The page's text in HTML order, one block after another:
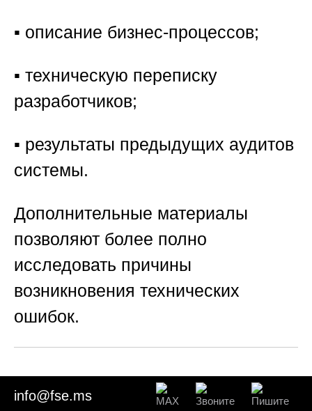
▪️ описание бизнес-процессов;
▪️ техническую переписку
разработчиков;
▪️ результаты предыдущих аудитов
системы.
Дополнительные материалы
позволяют более полно
исследовать причины
возникновения технических
ошибок.
⚖️ Раздел 9. Значение экспертизы
info@fse.ms